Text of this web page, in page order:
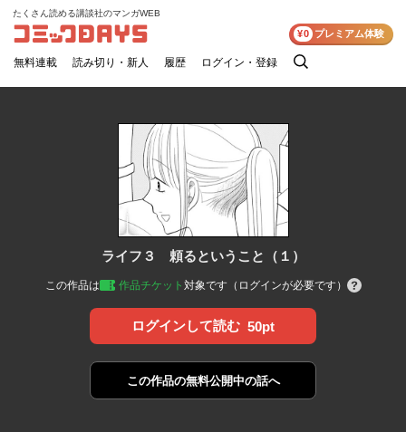
コミックDAYS
たくさん読める講談社のマンガWEB
無料連載 読み切り・新人 履歴 ログイン・登録
検
¥0 プレミアム体験
ライフ３ 頼るということ（１）
この作品は 作品チケット 対象です（ログインが必要です）
ログインして読む 50pt
この作品の無料公開中の話へ